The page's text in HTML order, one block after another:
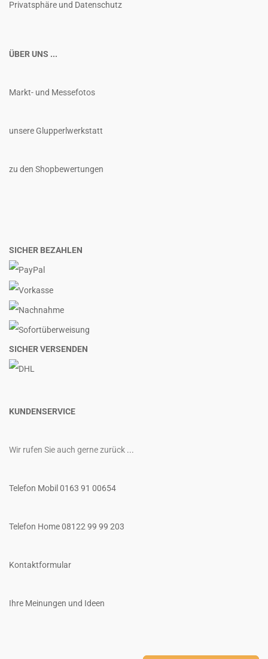
Privatsphäre und Datenschutz
ÜBER UNS ...
Markt- und Messefotos
unsere Glupperlwerkstatt
zu den Shopbewertungen
SICHER BEZAHLEN
SICHER VERSENDEN
KUNDENSERVICE
Wir rufen Sie auch gerne zurück ...
Telefon Mobil 0163 91 00654
Telefon Home 08122 99 99 203
Kontaktformular
Ihre Meinungen und Ideen